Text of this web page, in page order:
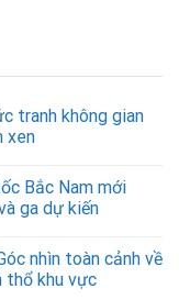
tranh không gian
xen
Bắc Nam mới
ga dự kiến
nhìn toàn cảnh về
thổ khu vực